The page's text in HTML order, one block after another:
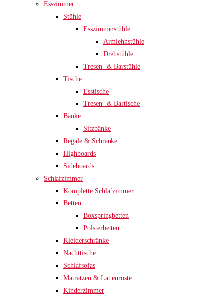
Esszimmer
Stühle
Esszimmerstühle
Armlehnstühle
Drehstühle
Tresen- & Barstühle
Tische
Esstische
Tresen- & Bartische
Bänke
Sitzbänke
Regale & Schränke
Highboards
Sideboards
Schlafzimmer
Komplette Schlafzimmer
Betten
Boxspringbetten
Polsterbetten
Kleiderschränke
Nachttische
Schlafsofas
Matratzen & Lattenroste
Kinderzimmer